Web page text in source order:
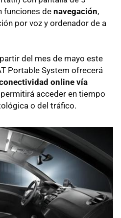
funciones de navegación,
por voz y ordenador de a
del mes de mayo este
Portable System ofrecerá
online vía
acceder en tiempo
o del tráfico.